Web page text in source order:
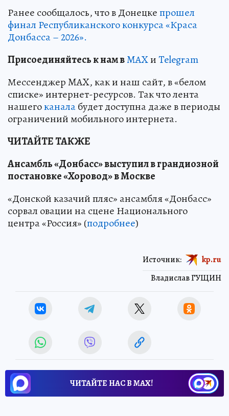
Ранее сообщалось, что в Донецкепрошел
финал Республиканского конкурса «Краса
Донбасса – 2026».
Присоединяйтесь к нам вMAXиTelegram
Мессенджер MAX, как и наш сайт, в «белом
списке» интернет-ресурсов. Так что лента
нашегоканалабудет доступна даже в периоды
ограничений мобильного интернета.
ЧИТАЙТЕ ТАКЖЕ
Ансамбль «Донбасс» выступил в грандиозной
постановке «Хоровод» в Москве
«Донской казачий пляс» ансамбля «Донбасс»
сорвал овации на сцене Национального
центра «Россия» (подробнее)
Владислав ГУЩИН
Источник: kp.ru
ЧИТАЙТЕ НАС В МАХ!